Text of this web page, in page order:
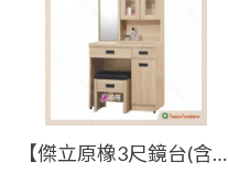
【傑立原橡3尺鏡台(含椅)】【2026-H207-6】【添興家具】